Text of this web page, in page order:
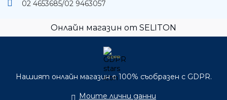
02 4653685/02 9463057
Онлайн магазин от SELITON
GDPR
Нашият онлайн магазин е 100% съобразен с GDPR.
Моите лични данни